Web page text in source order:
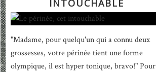
INTOUCHABLE
"Madame, pour quelqu'un qui a connu deux
grossesses, votre périnée tient une forme
olympique, il est hyper tonique, bravo!" Pour